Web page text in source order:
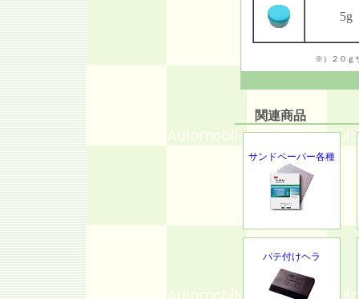
5g
※）２０ｇ
関連商品
サンドペーパー各種
パテ付けヘラ